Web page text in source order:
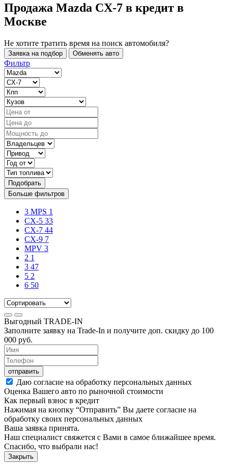
Продажа Mazda CX-7 в кредит в
Москве
Не хотите тратить время на поиск автомобиля?
Заявка на подбор Обменять авто
Фильтр
Подобрать
Больше фильтров
3 MPS 1
CX-5 33
CX-7 44
CX-9 7
MPV 3
2 1
3 47
5 2
6 50
Выгодный TRADE-IN
Заполните заявку на Trade-In и получите доп. скидку до 100
000 руб.
отправить
Даю согласие на обработку персональных данных
Оценка Вашего авто по рыночной стоимости
Как первый взнос в кредит
Нажимая на кнопку “Отправить” Вы даете согласие на
обработку своих персональных данных
Ваша заявка принята.
Наш специалист свяжется с Вами в самое ближайшее время.
Спасибо, что выбрали нас!
Закрыть